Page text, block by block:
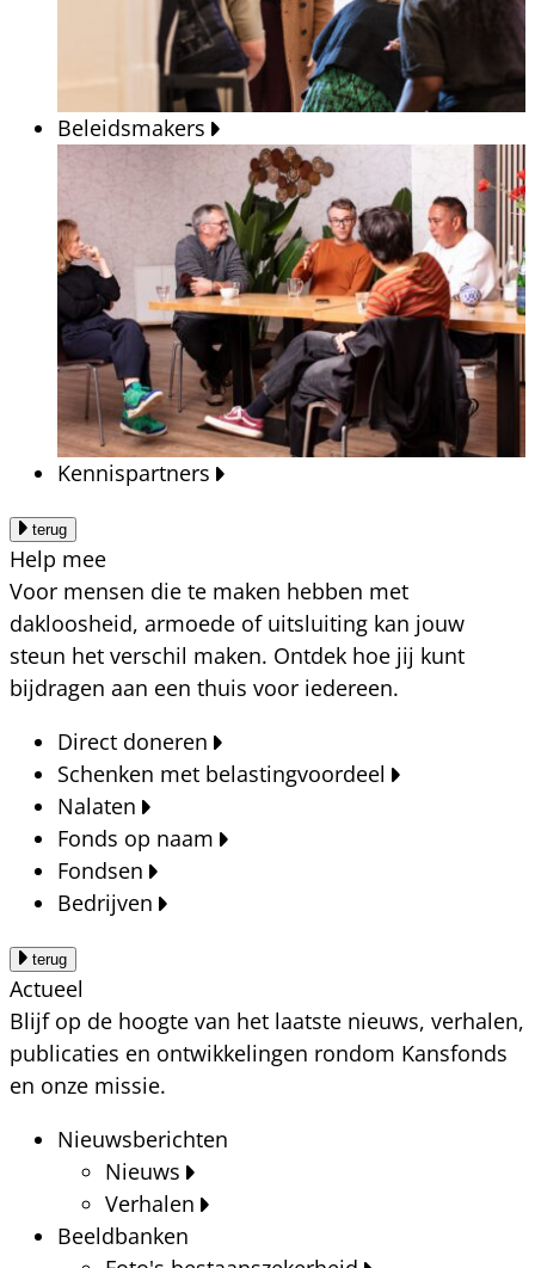
Beleidsmakers
Kennispartners
terug
Help mee
Voor mensen die te maken hebben met
dakloosheid, armoede of uitsluiting kan jouw
steun het verschil maken. Ontdek hoe jij kunt
bijdragen aan een thuis voor iedereen.
Direct doneren
Schenken met belastingvoordeel
Nalaten
Fonds op naam
Fondsen
Bedrijven
terug
Actueel
Blijf op de hoogte van het laatste nieuws, verhalen,
publicaties en ontwikkelingen rondom Kansfonds
en onze missie.
Nieuwsberichten
Nieuws
Verhalen
Beeldbanken